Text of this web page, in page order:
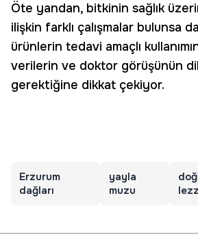
Öte yandan, bitkinin sağlık
ilişkin farklı çalışmalar bulunsa
ürünlerin tedavi amaçlı
verilerin ve doktor görüşünün
gerektiğine dikkat çekiyor.
Erzurum
dağları
yayla
muzu